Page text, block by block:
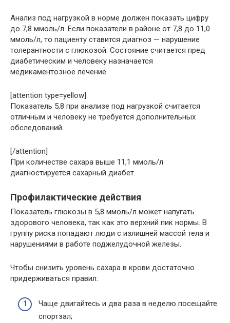
Анализ под нагрузкой в норме должен показать цифру
до 7,8 ммоль/л. Если показатели в районе от 7,8 до 11,0
ммоль/л, то пациенту ставится диагноз — нарушение
толерантности с глюкозой. Состояние считается пред
диабетическим и человеку назначается
медикаментозное лечение.
[attention type=yellow]
Показатель 5,8 при анализе под нагрузкой считается
отличным и человеку не требуется дополнительных
обследований.
[/attention]
При количестве сахара выше 11,1 ммоль/л
диагностируется сахарный диабет.
Профилактические действия
Показатель глюкозы в 5,8 ммоль/л может напугать
здорового человека, так как это верхний пик нормы. В
группу риска попадают люди с излишней массой тела и
нарушениями в работе поджелудочной железы.
Чтобы снизить уровень сахара в крови достаточно
придерживаться правил:
Чаще двигайтесь и два раза в неделю посещайте
спортзал;